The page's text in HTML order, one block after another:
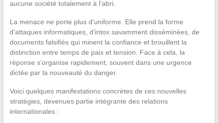
aucune société totalement à l’abri.
La menace ne porte plus d’uniforme. Elle prend la forme
d’attaques informatiques, d’intox savamment disséminées, de
documents falsifiés qui minent la confiance et brouillent la
distinction entre temps de paix et tension. Face à cela, la
réponse s’organise rapidement, souvent dans une urgence
dictée par la nouveauté du danger.
Voici quelques manifestations concrètes de ces nouvelles
stratégies, devenues partie intégrante des relations
internationales :